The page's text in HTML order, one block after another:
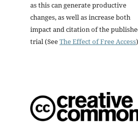
as this can generate productive
changes, as well as increase both
impact and citation of the
trial (SeeThe Effect of Free Access